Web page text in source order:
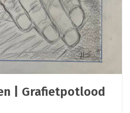
| Grafietpotlood